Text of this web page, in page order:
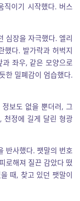
직이기 시작했다. 버스
심장을 자극했다. 엘리
했다. 발가락과 허벅지
좌우, 같은 모양으로
한 밀폐감이 엄습했다.
보도 없을 뿐더러, 그
천정에 길게 달린 형광
반사했다. 팻말의 번호
로해져 질끈 감았다 떴
때, 찾고 있던 팻말이